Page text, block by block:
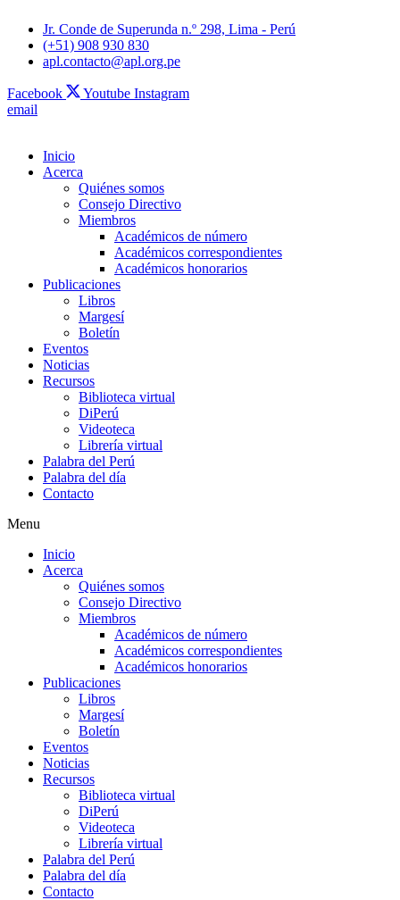
Jr. Conde de Superunda n.º 298, Lima - Perú
(+51) 908 930 830
apl.contacto@apl.org.pe
Facebook Youtube Instagram
email
Inicio
Acerca
Quiénes somos
Consejo Directivo
Miembros
Académicos de número
Académicos correspondientes
Académicos honorarios
Publicaciones
Libros
Margesí
Boletín
Eventos
Noticias
Recursos
Biblioteca virtual
DiPerú
Videoteca
Librería virtual
Palabra del Perú
Palabra del día
Contacto
Menu
Inicio
Acerca
Quiénes somos
Consejo Directivo
Miembros
Académicos de número
Académicos correspondientes
Académicos honorarios
Publicaciones
Libros
Margesí
Boletín
Eventos
Noticias
Recursos
Biblioteca virtual
DiPerú
Videoteca
Librería virtual
Palabra del Perú
Palabra del día
Contacto